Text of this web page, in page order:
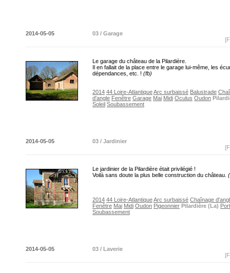
2014-05-05
03 / Garage
Le garage du château de la Pilardière.
Il en fallait de la place entre le garage lui-même, les
dépendances, etc. ! (fb)
2014 44 Loire-AtlantiqueArc surbaissé Balustrade
d'angle Fenêtre Garage Mai Midi Oculus Oudon
Soleil Soubassement
2014-05-05
03 / Jardinier
Le jardinier de la Pilardière était privilégié !
Voilà sans doute la plus belle construction du château.
2014 44 Loire-AtlantiqueArc surbaissé Chaînage
Fenêtre Mai Midi Oudon Pigeonnier Pilardière (La)
Soubassement
2014-05-05
03 / Laverie